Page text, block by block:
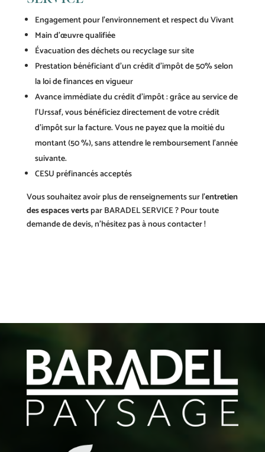
Engagement pour l’environnement et respect du Vivant
Main d’œuvre qualifiée
Évacuation des déchets ou recyclage sur site
Prestation bénéficiant d’un crédit d’impôt de 50% selon
la loi de finances en vigueur
Avance immédiate du crédit d’impôt : grâce au service de
l’Urssaf, vous bénéficiez directement de votre crédit
d’impôt sur la facture. Vous ne payez que la moitié du
montant (50 %), sans attendre le remboursement l’année
suivante.
CESU préfinancés acceptés
Vous souhaitez avoir plus de renseignements sur l’entretien
des espaces vertspar BARADEL SERVICE ? Pour toute
demande de devis, n’hésitez pas à nous contacter !